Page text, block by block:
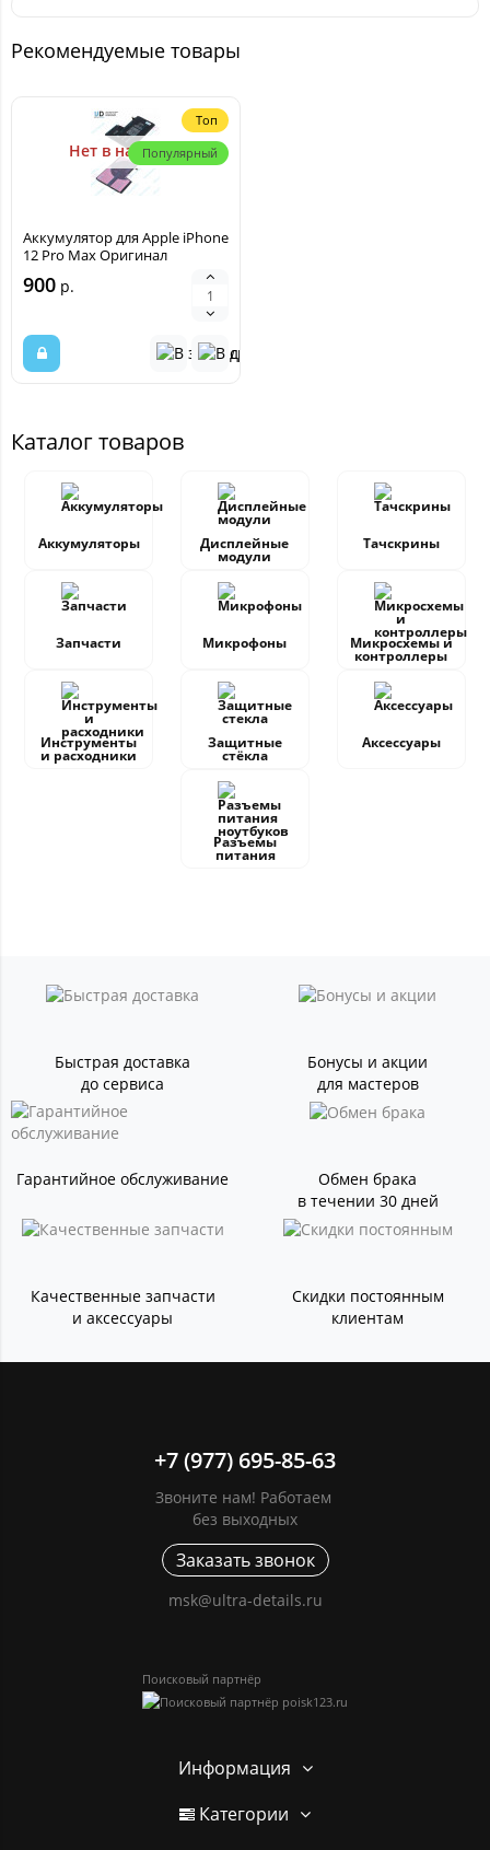
Рекомендуемые товары
Топ
Популярный
Нет в наличии
Аккумулятор для Apple iPhone
12 Pro Max Оригинал
900 р.
Каталог товаров
Аккумуляторы Дисплейные
модули
Тачскрины
Запчасти Микрофоны Микросхемы и
контроллеры
Инструменты
и расходники
Защитные
стёкла
Аксессуары
Разъемы
питания
Быстрая доставка
до сервиса
Бонусы и акции
для мастеров
Гарантийное обслуживание
Обмен брака
в течении 30 дней
Качественные запчасти
и аксессуары
Скидки постоянным
клиентам
+7 (977) 695-85-63
Звоните нам! Работаем
без выходных
Заказать звонок
msk@ultra-details.ru
Поисковый партнёр
Информация
Категории